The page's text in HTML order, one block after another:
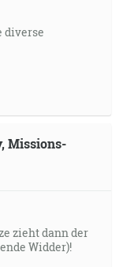
diverse
Missions-
zieht dann der
Widder)!